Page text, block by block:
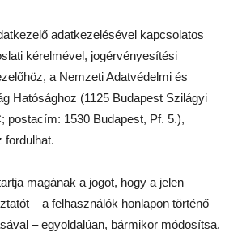
adatkezelésével kapcsolatos
kérelmével, jogérvényesítési
a Nemzeti Adatvédelmi és
Hatósághoz (1125 Budapest Szilágyi
postacím: 1530 Budapest, Pf. 5.),
fordulhat.
magának a jogot, hogy a jelen
– a felhasználók honlapon történő
– egyoldalúan, bármikor módosítsa.